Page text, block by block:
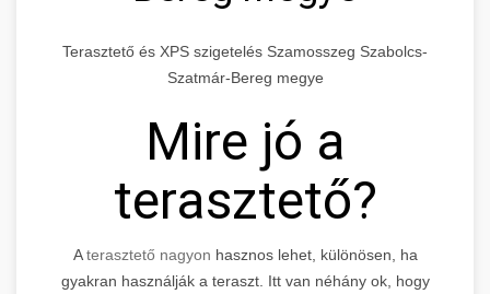
Terasztető és XPS szigetelés Szamosszeg Szabolcs-
Szatmár-Bereg megye
Mire jó a
terasztető?
Aterasztető nagyon hasznos lehet, különösen, ha
gyakran használják a teraszt. Itt van néhány ok, hogy